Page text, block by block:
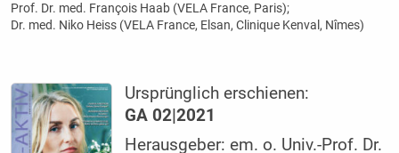
Prof. Dr. med. François Haab (VELA France, Paris);
Dr. med. Niko Heiss (VELA France, Elsan, Clinique Kenval, Nîmes)
Ursprünglich erschienen:
GA 02|2021
Herausgeber: em. o. Univ.-Prof. Dr.